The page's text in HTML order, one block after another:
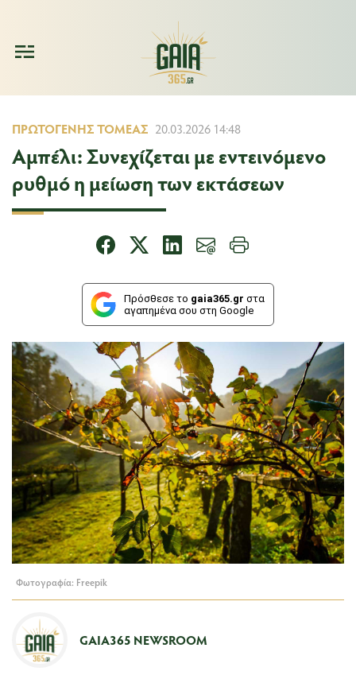
ΠΡΩΤΟΓΕΝΉΣ ΤΟΜΈΑΣ 20.03.2026 14:48
Αμπέλι: Συνεχίζεται με εντεινόμενο
ρυθμό η μείωση των εκτάσεων
Πρόσθεσε το gaia365.gr στα
αγαπημένα σου στη Google
Φωτογραφία: Freepik
GAIA365 NEWSROOM